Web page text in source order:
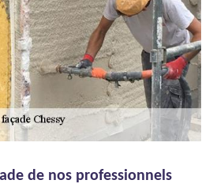
de nos professionnels